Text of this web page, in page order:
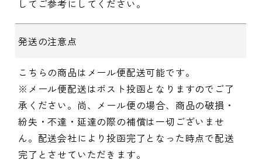
してご参考にしてください。
発送の注意点
こちらの商品はメール便配送可能です。
※メール便配送はポスト投函となりますのでご了
承ください。尚、メール便の場合、商品の破損・
紛失・不達・延達の際の補償は一切ございませ
ん。配送会社により投函完了となった時点で配送
完了とさせていただきます。